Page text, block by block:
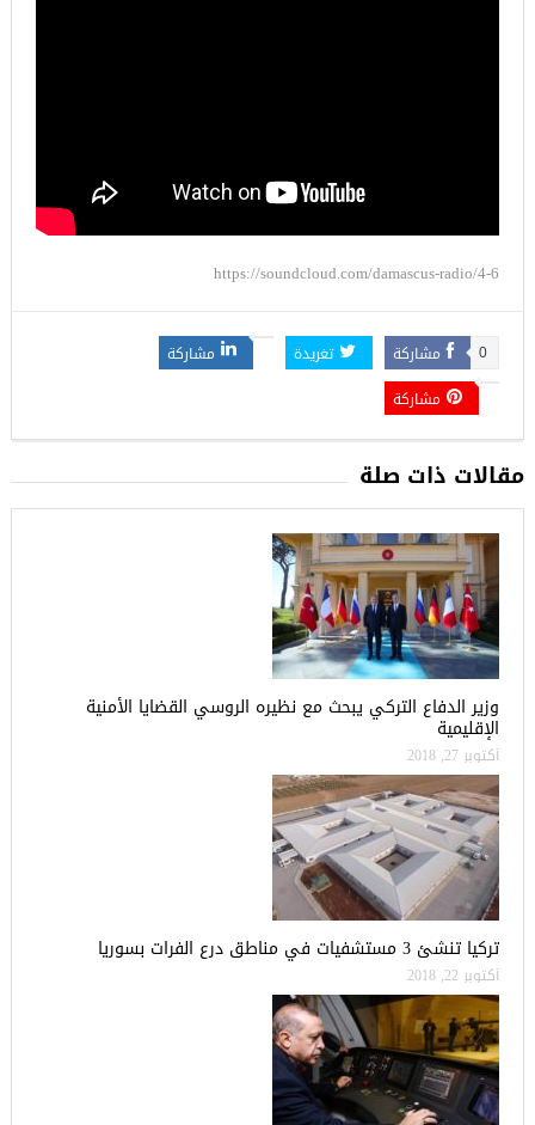
https://soundcloud.com/damascus-radio/4-6
مشاركة 0 تغريدة
مشاركة
مشاركة
مقالات ذات صلة
وزير الدفاع التركي يبحث مع نظيره الروسي القضايا الأمنية
الإقليمية
أكتوبر 27, 2018
تركيا تنشئ 3 مستشفيات في مناطق درع الفرات بسوريا
أكتوبر 22, 2018